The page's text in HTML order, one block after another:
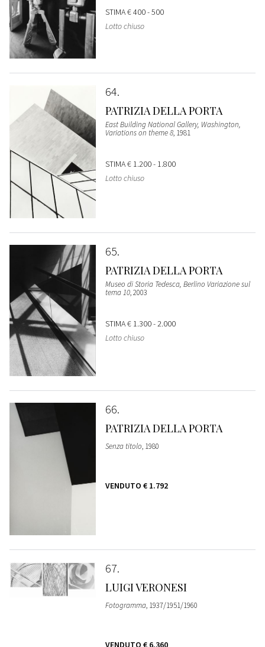
STIMA€ 400 - 500
Lotto chiuso
64
PATRIZIA DELLA PORTA
East Building National Gallery, Washington,
Variations on theme 8, 1981
STIMA€ 1.200 - 1.800
Lotto chiuso
65
PATRIZIA DELLA PORTA
Museo di Storia Tedesca, Berlino Variazione sul
tema 10, 2003
STIMA€ 1.300 - 2.000
Lotto chiuso
66
PATRIZIA DELLA PORTA
Senza titolo, 1980
VENDUTO € 1.792
67
LUIGI VERONESI
Fotogramma, 1937/1951/1960
VENDUTO € 6.360